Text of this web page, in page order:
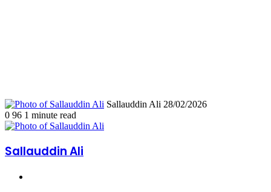
Sallauddin Ali Send
28/02/2026
0 96 1 minute read
Sallauddin Ali